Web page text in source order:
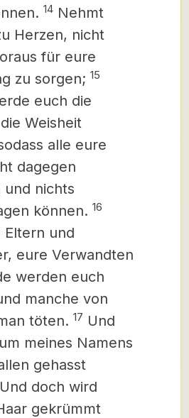
14 Nehmt
Herzen, nicht
für eure
zu sorgen; 15
euch die
Weisheit
alle eure
dagegen
und nichts
können. 16
Eltern und
eure Verwandten
werden euch
manche von
töten. 17 Und
meines Namens
gehasst
Und doch wird
gekrümmt